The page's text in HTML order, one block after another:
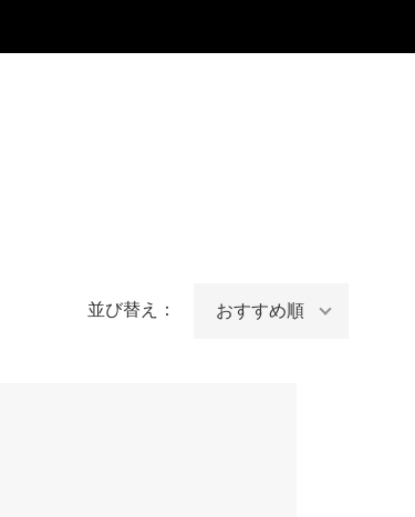
並び替え：